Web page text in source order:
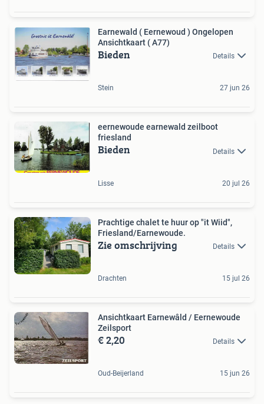
Earnewald ( Eernewoud ) Ongelopen
Ansichtkaart ( A77)
Bieden Details
Stein 27 jun 26
eernewoude earnewald zeilboot
friesland
Bieden Details
Lisse 20 jul 26
Prachtige chalet te huur op "it Wiid",
Friesland/Earnewoude.
Zie omschrijving Details
Drachten 15 jul 26
Ansichtkaart Earnewâld / Eernewoude
Zeilsport
€ 2,20 Details
Oud-Beijerland 15 jun 26